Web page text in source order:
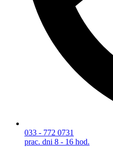
033 - 772 0731
prac. dni 8 - 16 hod.